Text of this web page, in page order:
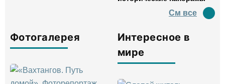
См все
Фотогалерея
Интересное в
мире